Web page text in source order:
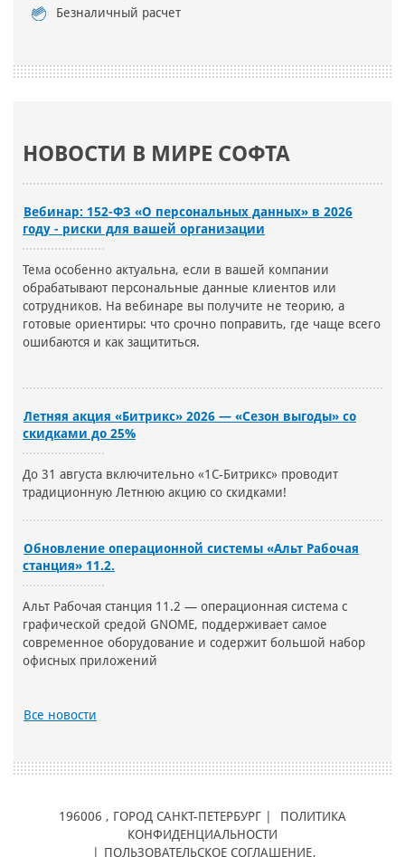
Безналичный расчет
НОВОСТИ В МИРЕ СОФТА
Вебинар: 152-ФЗ «О персональных данных» в 2026
году - риски для вашей организации
Тема особенно актуальна, если в вашей компании
обрабатывают персональные данные клиентов или
сотрудников. На вебинаре вы получите не теорию, а
готовые ориентиры: что срочно поправить, где чаще всего
ошибаются и как защититься.
Летняя акция «Битрикс» 2026 — «Сезон выгоды» со
скидками до 25%
До 31 августа включительно «1С-Битрикс» проводит
традиционную Летнюю акцию со скидками!
Обновление операционной системы «Альт Рабочая
станция» 11.2.
Альт Рабочая станция 11.2 — операционная система с
графической средой GNOME, поддерживает самое
современное оборудование и содержит большой набор
офисных приложений
Все новости
196006 , ГОРОД САНКТ-ПЕТЕРБУРГ |
ПОЛИТИКА
КОНФИДЕНЦИАЛЬНОСТИ
ПОЛЬЗОВАТЕЛЬСКОЕ СОГЛАШЕНИЕ,